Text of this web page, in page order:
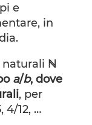
e
in
ℕ
a/b, dove
, per
4/12, …